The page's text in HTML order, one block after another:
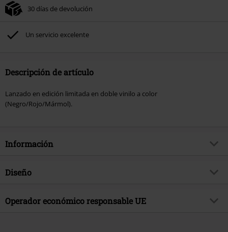
30 días de devolución
Un servicio excelente
Descripción de artículo
Lanzado en edición limitada en doble vinilo a color
(Negro/Rojo/Mármol).
Información
Artículo no.
Género Musical
Thrash Metal
Diseño
Tipo de producto
LP
Operador económico responsable UE